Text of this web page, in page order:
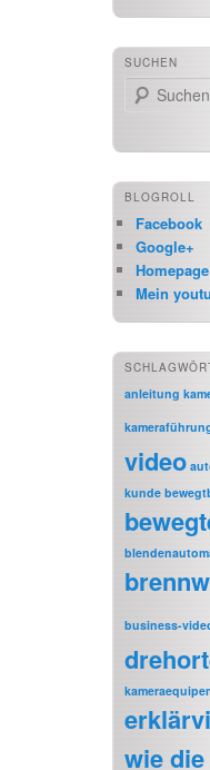
SUCHEN
Suchen
BLOGROLL
Facebook
Google+
Homepage
Mein
anleitung
video
kunde
business-
wie